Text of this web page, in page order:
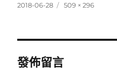
發
2018-06-28
完
509 × 296
發佈留言